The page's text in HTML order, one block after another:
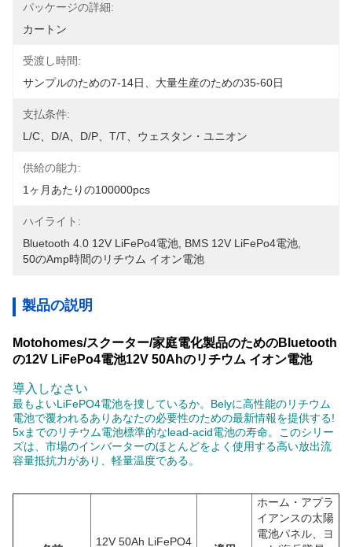
パッケージの詳細:
カートン
受渡し時間:
サンプルのための7-14日、大量生産のための35-60日
支払条件:
L/C、D/A、D/P、T/T、ウェスタン・ユニオン
供給の能力:
1ヶ月あたりの100000pcs
ハイライト:
Bluetooth 4.0 12V LiFePo4電池 BMS 12V LiFePo4電池
50のamp時間のリチウム イオン電池
製品の説明
Motohomes/スクーター/家庭電化製品のためのBluetooth
の12V LiFePo4電池12V 50Ahのリチウム イオン電池
導入しなさい
最もよいLiFePO4電池を捜しているか。Belyに高性能のリチウム
電池で覆われるありあなたの必要性のための最新情報を提供する!
5xまでのリチウム電池標準的なlead-acid電池の寿命。このシリー
ズは、市場のインバーターのほとんどをよく使用する高い放出流
容量抵抗力があり、軽量温度である。
12V 50Ah LiFePO4
ホーム・アプラ
イアンスの太陽
電池パネル、ヨ